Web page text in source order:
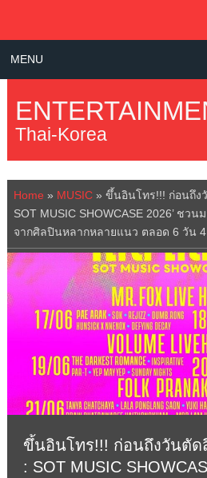
MENU
Thai-Korea
Home » MUSIC» ขึ้นอินโทร!!! ก่อนถึง
SOT MUSIC SHOWCASE 2026’ ชว
จากศิลปินหลากหลายแนว ตลอด 6 วัน 4
ขึ้นอินโทร!!! ก่อนถึงวันตัด
: SOT MUSIC